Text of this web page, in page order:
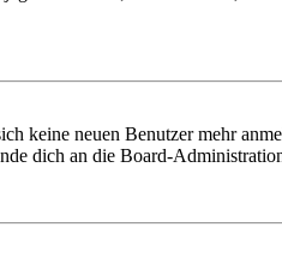
keine neuen Benutzer mehr
dich an die Board-